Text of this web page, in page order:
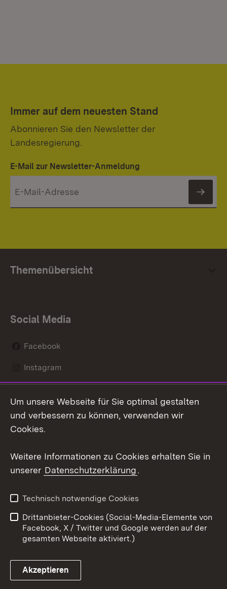
Immer auf dem neuesten Stand
Abonnieren Sie den Newsletter der
Landesregierung.
E-Mail zur Newsletter-Anmeldung
Themenübersicht
Social Media
Facebook
Instagram
Social Wall
Youtube
Link zum Landesportal
Kontakt
Datenschutz
Barrierefreiheit
Impressum Cookies
Um unsere Webseite für Sie optimal gestalten
und verbessern zu können, verwenden wir
Cookies.
Weitere Informationen zu Cookies erhalten Sie in
unserer Datenschutzerklärung.
Technisch notwendige Cookies
Drittanbieter-Cookies (Social-Media-Elemente von
Facebook, X / Twitter und Google werden auf der
gesamten Webseite aktiviert.)
Akzeptieren